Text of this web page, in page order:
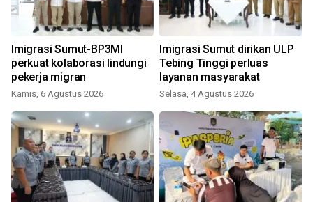
Imigrasi Sumut-BP3MI
perkuat kolaborasi lindungi
pekerja migran
Kamis, 6 Agustus 2026
Imigrasi Sumut dirikan ULP
Tebing Tinggi perluas
layanan masyarakat
Selasa, 4 Agustus 2026